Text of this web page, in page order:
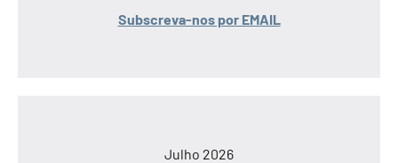
Subscreva-nos por EMAIL
Julho 2026